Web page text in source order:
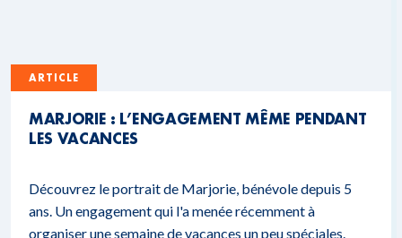
ARTICLE
MARJORIE : L’ENGAGEMENT MÊME PENDANT
LES VACANCES
Découvrez le portrait de Marjorie, bénévole depuis 5
ans. Un engagement qui l'a menée récemment à
organiser une semaine de vacances un peu spéciales.